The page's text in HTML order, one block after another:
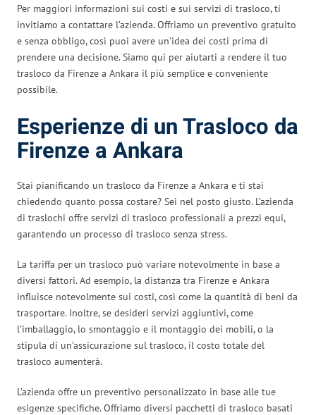
Per maggiori informazioni sui costi e sui servizi di trasloco, ti
invitiamo a contattare l’azienda. Offriamo un preventivo gratuito
e senza obbligo, così puoi avere un’idea dei costi prima di
prendere una decisione. Siamo qui per aiutarti a rendere il tuo
trasloco da Firenze a Ankara il più semplice e conveniente
possibile.
Esperienze di un Trasloco da
Firenze a Ankara
Stai pianificando un trasloco da Firenze a Ankara e ti stai
chiedendo quanto possa costare? Sei nel posto giusto. L’azienda
di traslochi offre servizi di trasloco professionali a prezzi equi,
garantendo un processo di trasloco senza stress.
La tariffa per un trasloco può variare notevolmente in base a
diversi fattori. Ad esempio, la distanza tra Firenze e Ankara
influisce notevolmente sui costi, così come la quantità di beni da
trasportare. Inoltre, se desideri servizi aggiuntivi, come
l’imballaggio, lo smontaggio e il montaggio dei mobili, o la
stipula di un’assicurazione sul trasloco, il costo totale del
trasloco aumenterà.
L’azienda offre un preventivo personalizzato in base alle tue
esigenze specifiche. Offriamo diversi pacchetti di trasloco basati